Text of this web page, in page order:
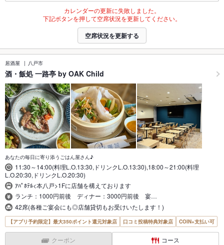
カレンダーの更新に失敗しました。
下記ボタンを押して空席状況を更新してください。
空席状況を更新する
居酒屋 八戸市
酒・飯処 一路亭 by OAK Child
あなたの毎日に寄り添うごはん屋さん♪
11:30～14:00(料理L.O.13:30,ドリンクL.O.13:30),18:00～21:00(料理
L.O.20:30,ドリンクL.O.20:30)
ｱﾊﾟﾎﾃﾙ<本八戸>1Fに店舗を構えております
ランチ：1000円前後 ディナー：3000円前後 宴…
42席(各種ご宴会にも◎店舗貸切もお受けいたします！)
【アプリ予約限定】最大350ポイント還元対象店 口コミ投稿特典対象店 COIN+支払い可
クーポン コース